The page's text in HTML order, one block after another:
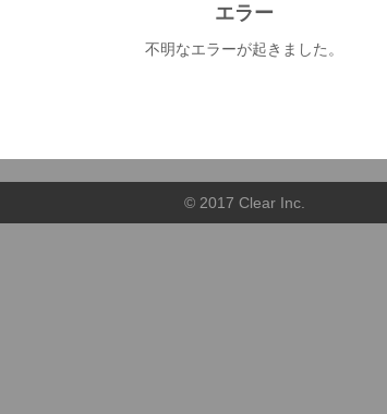
© 2017 Clear Inc.
エラー
不明なエラーが起きました。